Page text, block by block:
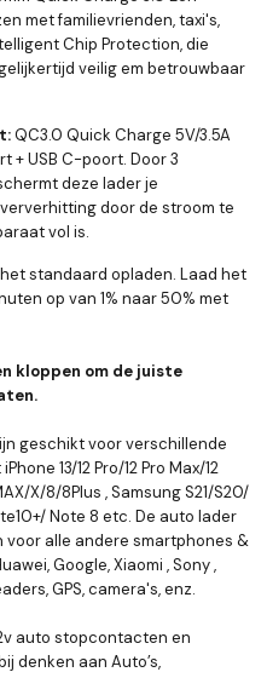
met familievrienden, taxi's,
Chip Protection, die
veilig em betrouwbaar
QC3.0 Quick Charge 5V/3.5A
+ USB C-poort. Door 3
deze lader je
door de stroom te
vol is.
standaard opladen. Laad het
op van 1% naar 50% met
kloppen om de juiste
geschikt voor verschillende
13/12 Pro/12 Pro Max/12
X/8/8Plus , Samsung S21/S20/
Note 8 etc. De auto lader
alle andere smartphones &
Google, Xiaomi , Sony ,
GPS, camera's, enz.
auto stopcontacten en
denken aan Auto’s,